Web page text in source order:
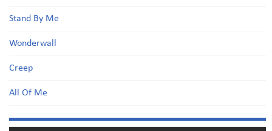
Stand By Me
Wonderwall
Creep
All Of Me